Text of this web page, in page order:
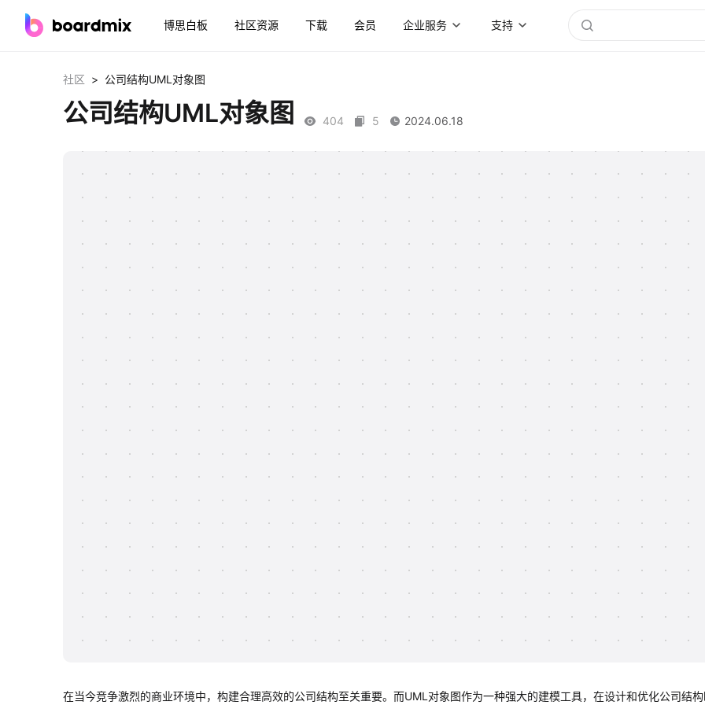
博思白板 社区资源 下载 会员 企业服务 支持
社区 > 公司结构UML对象图
公司结构UML对象图 404 5 2024.06.18
在当今竞争激烈的商业环境中，构建合理高效的公司结构至关重要。而UML对象图作为一种强大的建模工具，在设计和优化公司结